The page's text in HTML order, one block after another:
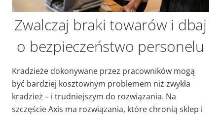
Zwalczaj braki towarów i dbaj
o bezpieczeństwo personelu
Kradzieże dokonywane przez pracowników mogą
być bardziej kosztownym problemem niż zwykła
kradzież – i trudniejszym do rozwiązania. Na
szczęście Axis ma rozwiązania, które chronią sklep i